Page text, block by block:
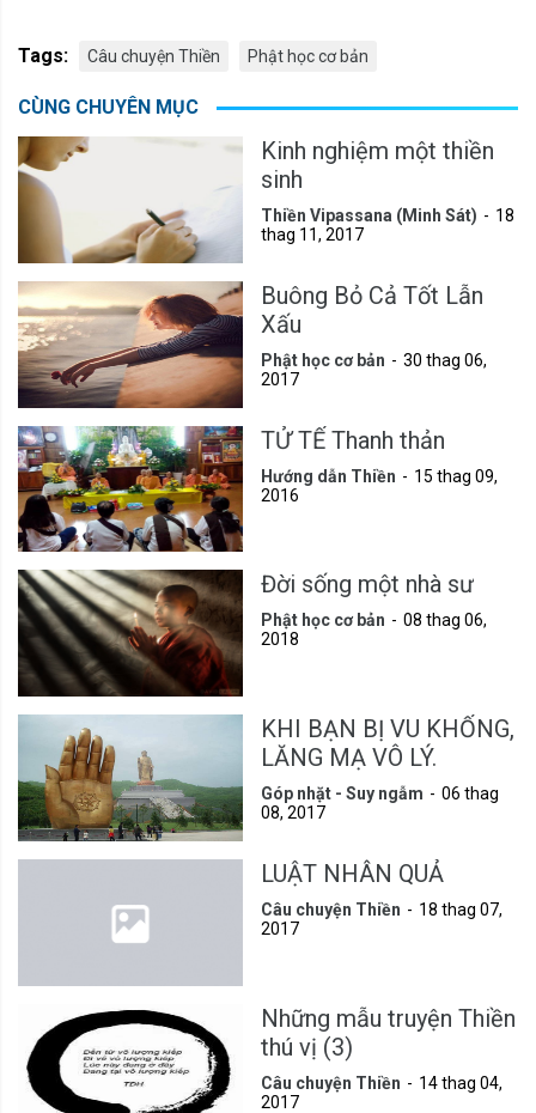
Tags: Câu chuyện Thiền Phật học cơ bản
CÙNG CHUYÊN MỤC
Kinh nghiệm một thiền
sinh
Thiền Vipassana (Minh Sát)
18
thag 11, 2017
Buông Bỏ Cả Tốt Lẫn
Xấu
Phật học cơ bản
30 thag 06,
2017
TỬ TẾ Thanh thản
Hướng dẫn Thiền
15 thag 09,
2016
Đời sống một nhà sư
Phật học cơ bản
08 thag 06,
2018
KHI BẠN BỊ VU KHỐNG,
LĂNG MẠ VÔ LÝ.
Góp nhặt - Suy ngẫm
06 thag
08, 2017
LUẬT NHÂN QUẢ
Câu chuyện Thiền
18 thag 07,
2017
Những mẫu truyện Thiền
thú vị (3)
Câu chuyện Thiền
14 thag 04,
2017